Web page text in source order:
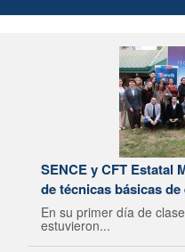
SENCE y CFT Estatal
de técnicas básicas
En su primer día de
estuvieron...